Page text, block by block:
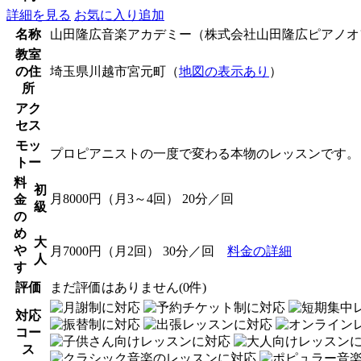
詳細を見る お気に入り追加
名称
山田隆広音楽アカデミー（株式会社山田隆広ピアノ
教室
の住
所
埼玉県川越市宮元町（地図の表示あり ）
アク
セス
モッ
トー
プロピアニストの一度で変わる本物のレッスンです。
料
金
の
め
や
す
初
級
月8000円（月3～4回） 20分／回
大
人
月7000円（月2回） 30分／回 料金の詳細
評価 まだ評価はありません(0件)
対応
コー
ス